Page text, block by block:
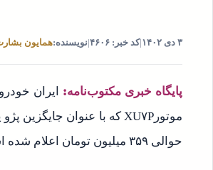
۳ دی ۱۴۰۲ |کد خبر: ۴۶۰۶ |نویسنده:همایون
پایگاه خبری مکتوب‌نامه: ایران
حوالی ۳۵۹ میلیون تومان اعلام شده است که با همین نرخ به فروش می‌رسد.